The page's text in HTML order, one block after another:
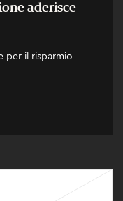
aderisce
per il risparmio